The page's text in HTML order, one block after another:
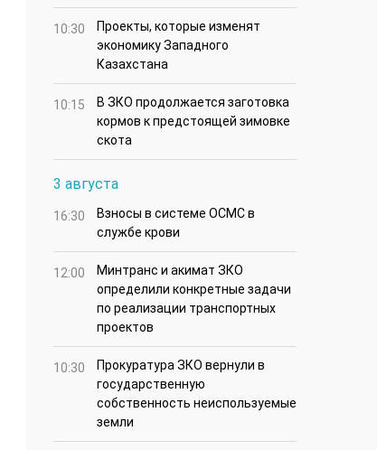
10:30
Проекты, которые изменят
экономику Западного
Казахстана
10:15
В ЗКО продолжается заготовка
кормов к предстоящей зимовке
скота
3 августа
16:30
Взносы в системе ОСМС в
службе крови
12:00
Минтранс и акимат ЗКО
определили конкретные задачи
по реализации транспортных
проектов
10:30
Прокуратура ЗКО вернули в
государственную
собственность неиспользуемые
земли